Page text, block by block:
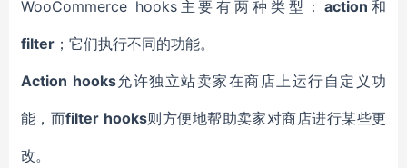
WooCommerce hooks主要有两种类型：action 和
filter ；它们执行不同的功能。
Action hooks允许独立站卖家在商店上运行自定义功
能，而filter hooks则方便地帮助卖家对商店进行某些更
改。